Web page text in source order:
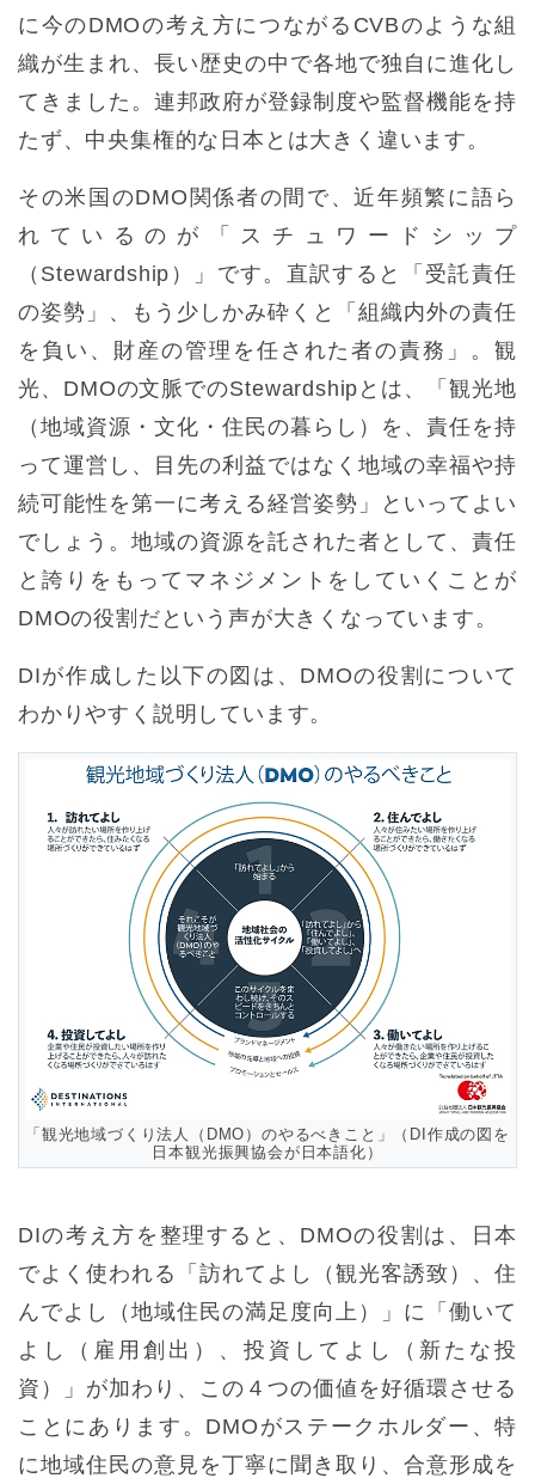
に今のDMOの考え方につながるCVBのような組
織が生まれ、長い歴史の中で各地で独自に進化し
てきました。連邦政府が登録制度や監督機能を持
たず、中央集権的な日本とは大きく違います。
その米国のDMO関係者の間で、近年頻繁に語ら
れているのが「スチュワードシップ
（Stewardship）」です。直訳すると「受託責任
の姿勢」、もう少しかみ砕くと「組織内外の責任
を負い、財産の管理を任された者の責務」。観
光、DMOの文脈でのStewardshipとは、「観光地
（地域資源・文化・住民の暮らし）を、責任を持
って運営し、目先の利益ではなく地域の幸福や持
続可能性を第一に考える経営姿勢」といってよい
でしょう。地域の資源を託された者として、責任
と誇りをもってマネジメントをしていくことが
DMOの役割だという声が大きくなっています。
DIが作成した以下の図は、DMOの役割について
わかりやすく説明しています。
「観光地域づくり法人（DMO）のやるべきこと」（DI作成の図を
日本観光振興協会が日本語化）
DIの考え方を整理すると、DMOの役割は、日本
でよく使われる「訪れてよし（観光客誘致）、住
んでよし（地域住民の満足度向上）」に「働いて
よし（雇用創出）、投資してよし（新たな投
資）」が加わり、この４つの価値を好循環させる
ことにあります。DMOがステークホルダー、特
に地域住民の意見を丁寧に聞き取り、合意形成を